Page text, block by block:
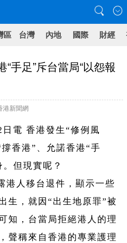
區 台灣 內地 國際 財經
手足”斥台當局“以怨報
港新聞網
電 香港發生“修例風
香港”、允諾香港“手
但現實呢？
港人移台退件，顯示一些
生，就因“出生地原罪”被
知，台當局拒絕港人的理
聲稱來自香港的專業護理